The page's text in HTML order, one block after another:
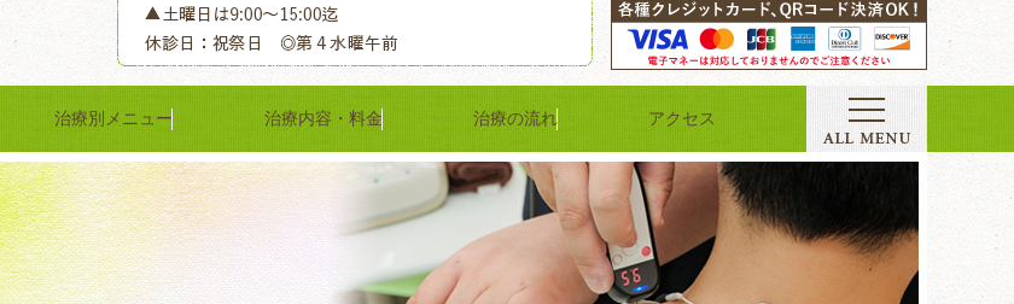
治療別メニュー 治療内容・料金 治療の流れ アクセス